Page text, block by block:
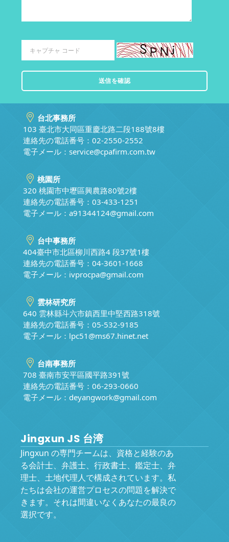
台北事務所
103 臺北市大同區重慶北路二段188號8樓
連絡先の電話番号：02-2550-2552
電子メール： service@cpafirm.com.tw
桃園所
320 桃園市中壢區興農路80號2樓
連絡先の電話番号：03-433-1251
電子メール： a91344124@gmail.com
台中事務所
404臺中市北區柳川西路4 段37號1樓
連絡先の電話番号：04-3601-1668
電子メール： ivprocpa@gmail.com
雲林研究所
640 雲林縣斗六市鎮西里中堅西路318號
連絡先の電話番号：05-532-9185
電子メール： lpc51@ms67.hinet.net
台南事務所
708 臺南市安平區國平路391號
連絡先の電話番号：06-293-0660
電子メール： deyangwork@gmail.com
Jingxun JS 台湾
Jingxun の専門チームは、資格と経験のあ
る会計士、弁護士、行政書士、鑑定士、弁
理士、土地代理人で構成されています。私
たちは会社の運営プロセスの問題を解決で
きます。それは間違いなくあなたの最良の
選択です。